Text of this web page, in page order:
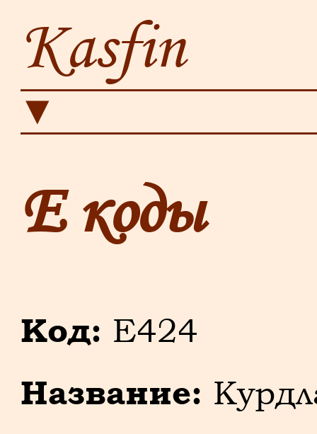
Kasfin
▼
Е коды
Код: E424
Название: